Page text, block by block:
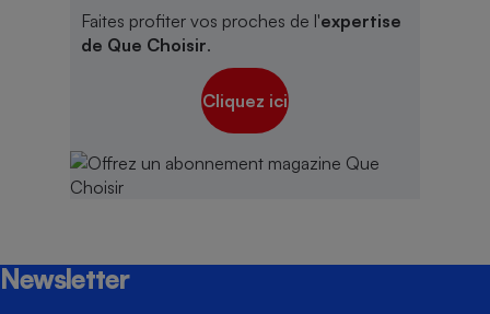
Faites profiter vos proches de l'expertise
de Que Choisir.
Cliquez ici
Newsletter